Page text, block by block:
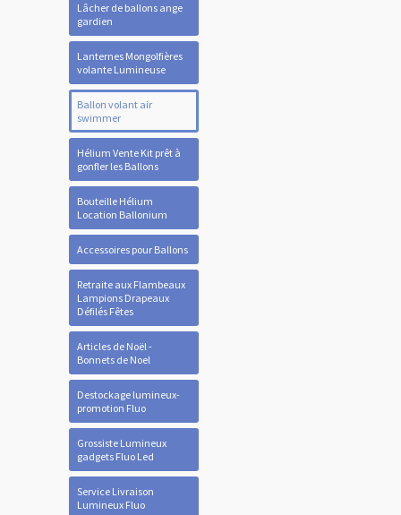
Lâcher de ballons ange
gardien
Lanternes Mongolfières
volante Lumineuse
Ballon volant air
swimmer
Hélium Vente Kit prêt à
gonfler les Ballons
Bouteille Hélium
Location Ballonium
Accessoires pour Ballons
Retraite aux Flambeaux
Lampions Drapeaux
Défilés Fêtes
Articles de Noël -
Bonnets de Noel
Destockage lumineux-
promotion Fluo
Grossiste Lumineux
gadgets Fluo Led
Service Livraison
Lumineux Fluo